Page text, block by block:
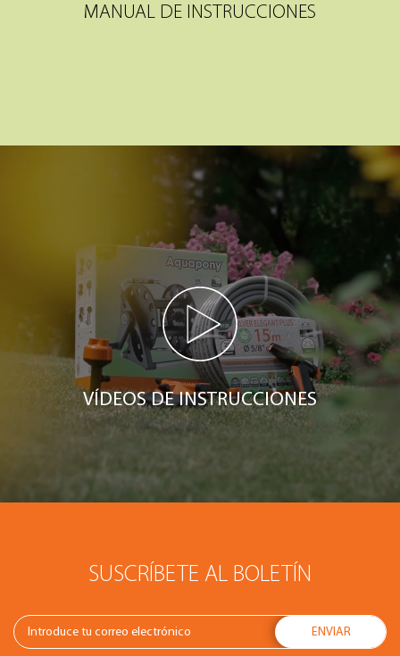
MANUAL DE INSTRUCCIONES
VÍDEOS DE INSTRUCCIONES
SUSCRÍBETE AL BOLETÍN